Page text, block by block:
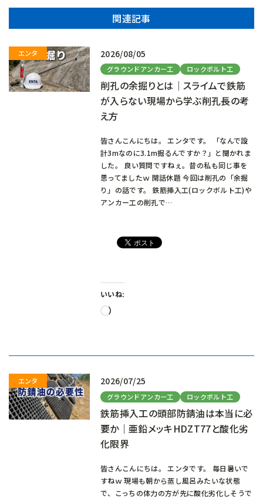
関連記事
2026/08/05
グラウンドアンカー工 ロックボルト工
削孔の余掘りとは｜スライムで鉄筋
が入らない現場から学ぶ削孔長の考
え方
皆さんこんにちは。 エンタです。 「なんで設
計3mなのに3.1m掘るんですか？」と聞かれま
した。 良い質問ですねぇ。昔の私も同じ事を
思ってましたｗ 閑話休題 今回は削孔の「余掘
り」の話です。 鉄筋挿入工(ロックボルト工)や
アンカー工の削孔で…
いいね:
読
2026/07/25
グラウンドアンカー工 ロックボルト工
鉄筋挿入工の頭部防錆油は本当に必
要か｜亜鉛メッキHDZT77と酸化劣
化限界
皆さんこんにちは。 エンタです。 毎日暑いで
すねｗ 現場も朝から蒸し風呂みたいな状態
で、こっちの体力の方が先に酸化劣化しそうで